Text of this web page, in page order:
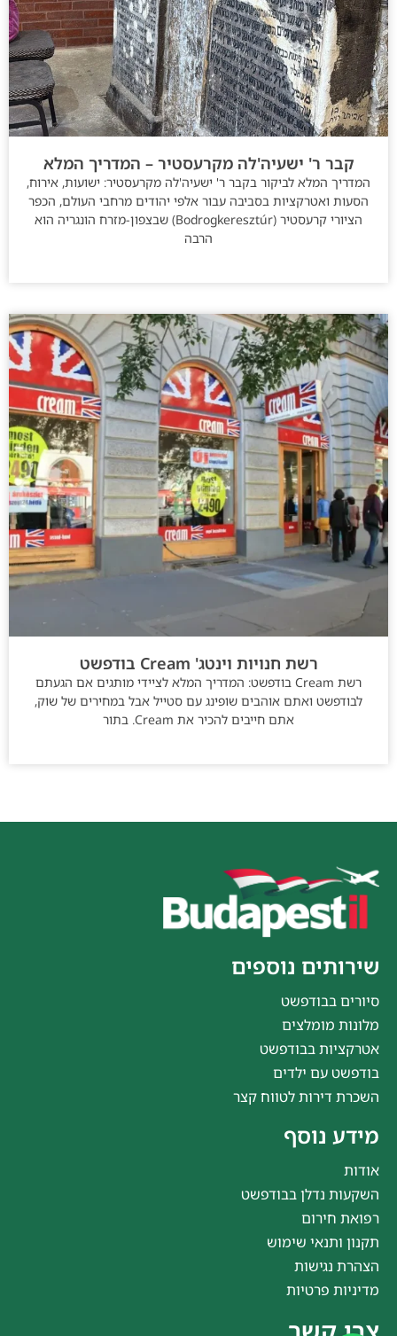
קבר ר' ישעיה'לה מקרעסטיר – המדריך המלא
המדריך המלא לביקור בקבר ר' ישעיה'לה מקרעסטיר: ישועות, אירוח,
הסעות ואטרקציות בסביבה עבור אלפי יהודים מרחבי העולם, הכפר
הציורי קרעסטיר (Bodrogkeresztúr) שבצפון-מזרח הונגריה הוא
הרבה
רשת חנויות וינטג' Cream בודפשט
רשת Cream בודפשט: המדריך המלא לציידי מותגים אם הגעתם
לבודפשט ואתם אוהבים שופינג עם סטייל אבל במחירים של שוק,
אתם חייבים להכיר את Cream. בתור
שירותים נוספים
סיורים בבודפשט
מלונות מומלצים
אטרקציות בבודפשט
בודפשט עם ילדים
השכרת דירות לטווח קצר
מידע נוסף
אודות
השקעות נדלן בבודפשט
רפואת חירום
תקנון ותנאי שימוש
הצהרת נגישות
מדיניות פרטיות